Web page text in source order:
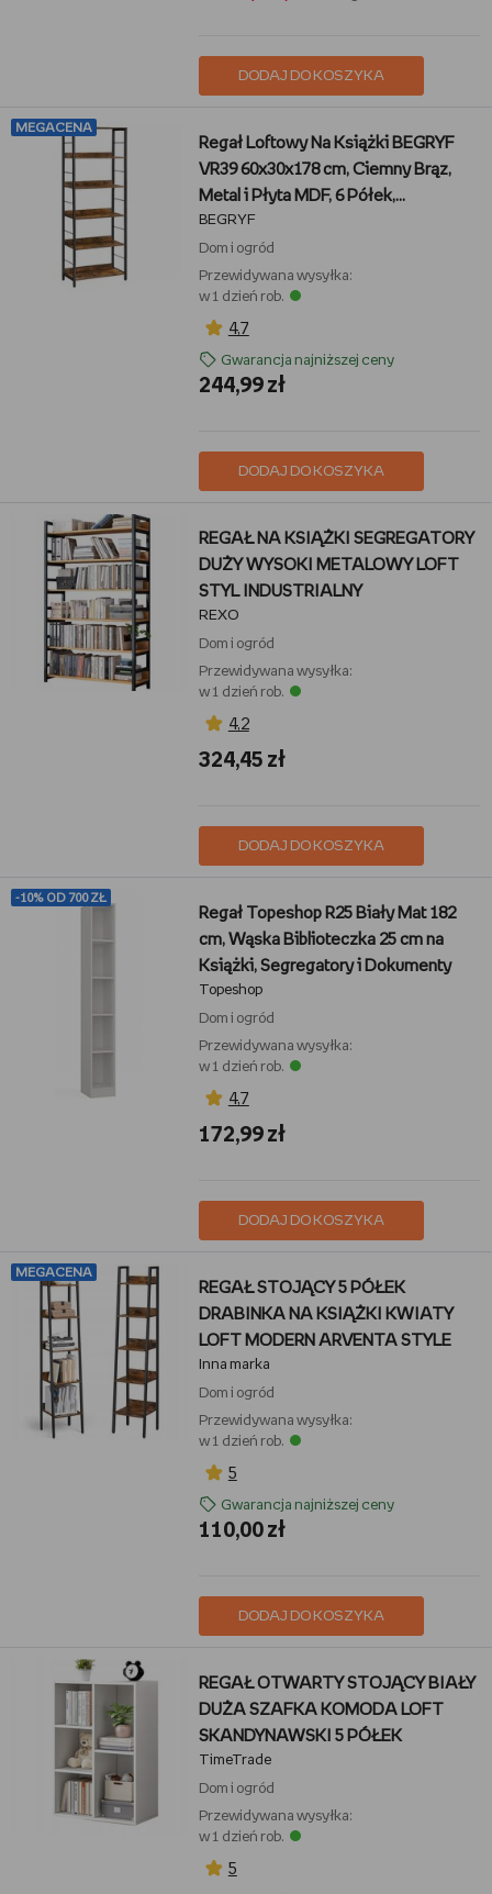
DODAJ DO KOSZYKA
MEGACENA
Regał Loftowy Na Książki BEGRYF
VR39 60x30x178 cm, Ciemny Brąz,
Metal i Płyta MDF, 6 Półek,
Biblioteczka Do Salonu i Biura
BEGRYF
Dom i ogród
Przewidywana wysyłka:
w 1 dzień rob.
4,7
Gwarancja najniższej ceny
244,99 zł
DODAJ DO KOSZYKA
REGAŁ NA KSIĄŻKI SEGREGATORY
DUŻY WYSOKI METALOWY LOFT
STYL INDUSTRIALNY
REXO
Dom i ogród
Przewidywana wysyłka:
w 1 dzień rob.
4,2
324,45 zł
DODAJ DO KOSZYKA
-10% OD 700 ZŁ
Regał Topeshop R25 Biały Mat 182
cm, Wąska Biblioteczka 25 cm na
Książki, Segregatory i Dokumenty
Topeshop
Dom i ogród
Przewidywana wysyłka:
w 1 dzień rob.
4,7
172,99 zł
DODAJ DO KOSZYKA
MEGACENA
REGAŁ STOJĄCY 5 PÓŁEK
DRABINKA NA KSIĄŻKI KWIATY
LOFT MODERN ARVENTA STYLE
Inna marka
Dom i ogród
Przewidywana wysyłka:
w 1 dzień rob.
5
Gwarancja najniższej ceny
110,00 zł
DODAJ DO KOSZYKA
REGAŁ OTWARTY STOJĄCY BIAŁY
DUŻA SZAFKA KOMODA LOFT
SKANDYNAWSKI 5 PÓŁEK
TimeTrade
Dom i ogród
Przewidywana wysyłka:
w 1 dzień rob.
5